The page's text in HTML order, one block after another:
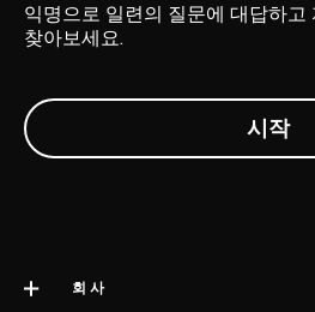
익명으로 일련의 질문에 대답하고
찾아보세요.
회사